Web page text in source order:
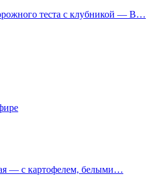
теста с клубникой — В…
— с картофелем, белыми…